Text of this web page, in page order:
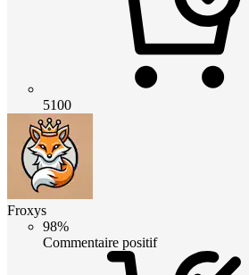
5100
Froxys
98%
Commentaire positif